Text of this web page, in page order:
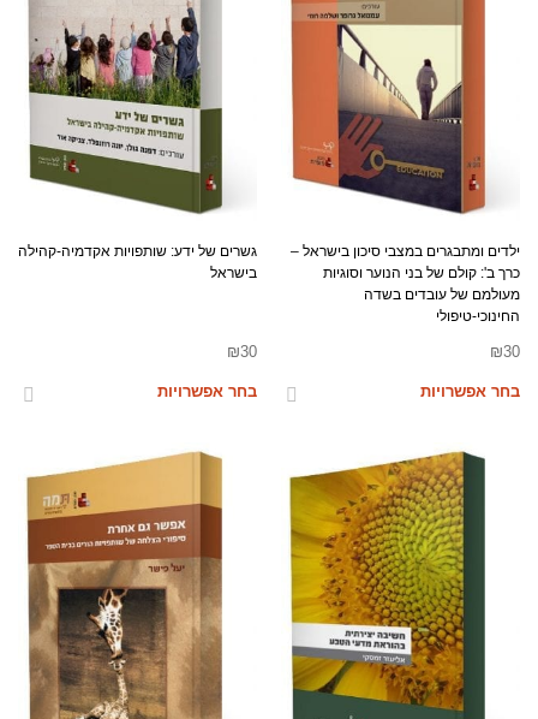
ילדים ומתבגרים במצבי סיכון בישראל –
כרך ב': קולם של בני הנוער וסוגיות
מעולמם של עובדים בשדה
החינוכי-טיפולי
₪30
בחר אפשרויות
גשרים של ידע: שותפויות אקדמיה-קהילה
בישראל
₪30
בחר אפשרויות